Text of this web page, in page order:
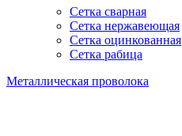
Сетка сварная
Сетка нержавеющая
Сетка оцинкованная
Сетка рабица
Металлическая проволока